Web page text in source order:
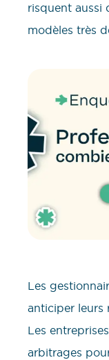
risquent aussi
modèles très
Les
anticiper leurs
Les
arbitrages